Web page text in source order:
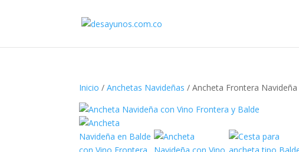
Inicio /Anchetas Navideñas / Ancheta Frontera Navideña